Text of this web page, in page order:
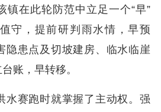
镇在此轮防范中立足一个“早”
守，提前研判雨水情，早预
隐患点及切坡建房、临水临崖
账，早转移。
水赛跑时就掌握了主动权。强